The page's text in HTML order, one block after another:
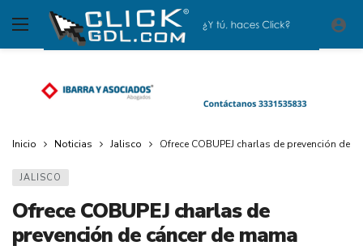
Inicio Noticias Jalisco Ofrece COBUPEJ charlas de prevención de
JALISCO
Ofrece COBUPEJ charlas de
prevención de cáncer de mama